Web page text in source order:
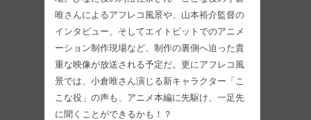
唯さんによるアフレコ風景や、山本裕介監督の
インタビュー、そしてエイトビットでのアニメ
ーション制作現場など、制作の裏側へ迫った貴
重な映像が放送される予定だ。更にアフレコ風
景では、小倉唯さん演じる新キャラクター「こ
こな役」の声も、アニメ本編に先駆け、一足先
に聞くことができるかも！？